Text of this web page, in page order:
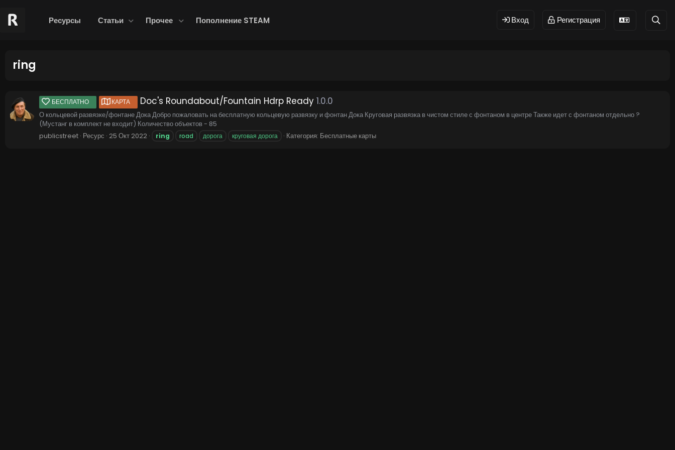
Ресурсы Статьи Прочее Пополнение STEAM Вход Регистрация
ring
БЕСПЛАТНО КАРТА Doc's Roundabout/Fountain Hdrp Ready 1.0.0
О кольцевой развязке/фонтане Дока Добро пожаловать на бесплатную кольцевую развязку и фонтан Дока Круговая развязка в чистом стиле с фонтаном в центре Также идет с фонтаном отдельно ?
(Мустанг в комплект не входит) Количество объектов - 85
publicstreet Ресурс 25 Окт 2022 ring road дорога круговая дорога Категория: Бесплатные карты